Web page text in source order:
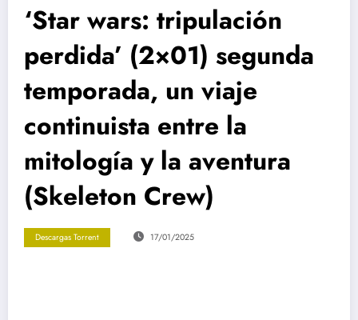
‘Star wars: tripulación
perdida’ (2×01) segunda
temporada, un viaje
continuista entre la
mitología y la aventura
(Skeleton Crew)
Descargas Torrent 17/01/2025